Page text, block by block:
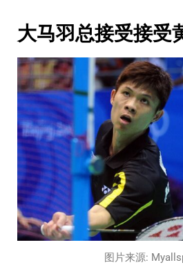
大马羽总接受接受
图片来源: